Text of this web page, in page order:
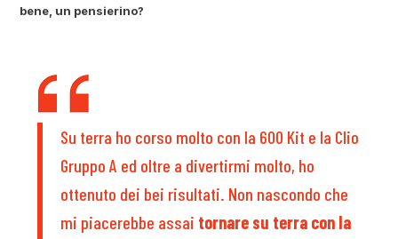
bene, un pensierino?
Su terra ho corso molto con la 600 Kit e la Clio
Gruppo A ed oltre a divertirmi molto, ho
ottenuto dei bei risultati. Non nascondo che
mi piacerebbe assai tornare su terra con la